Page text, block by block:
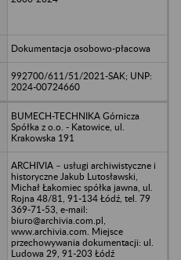
Dokumentacja osobowo-płacowa
992700/611/51/2021-SAK; UNP:
2024-00724660
BUMECH-TECHNIKA Górnicza
Spółka z o.o. - Katowice, ul.
Krakowska 191
ARCHIVIA – usługi archiwistyczne i
historyczne Jakub Lutosławski,
Michał Łakomiec spółka jawna, ul.
Rojna 48/81, 91-134 Łódź, tel. 79
369-71-53, e-mail:
biuro@archivia.com.pl,
www.archivia.com. Miejsce
przechowywania dokumentacji: ul.
Ludowa 29, 91-203 Łódź